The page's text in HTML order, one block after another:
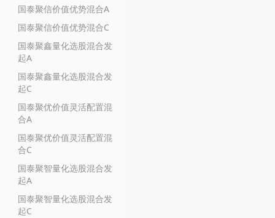
国泰聚信价值优势混合A
国泰聚信价值优势混合C
国泰聚鑫量化选股混合发
起A
国泰聚鑫量化选股混合发
起C
国泰聚优价值灵活配置混
合A
国泰聚优价值灵活配置混
合C
国泰聚智量化选股混合发
起A
国泰聚智量化选股混合发
起C